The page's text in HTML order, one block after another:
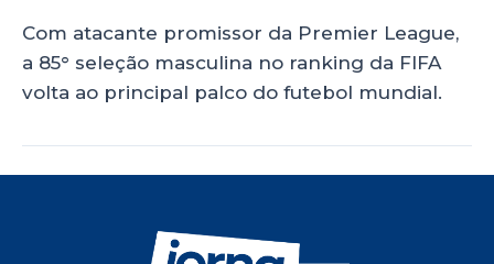
Com atacante promissor da Premier League,
a 85° seleção masculina no ranking da FIFA
volta ao principal palco do futebol mundial.